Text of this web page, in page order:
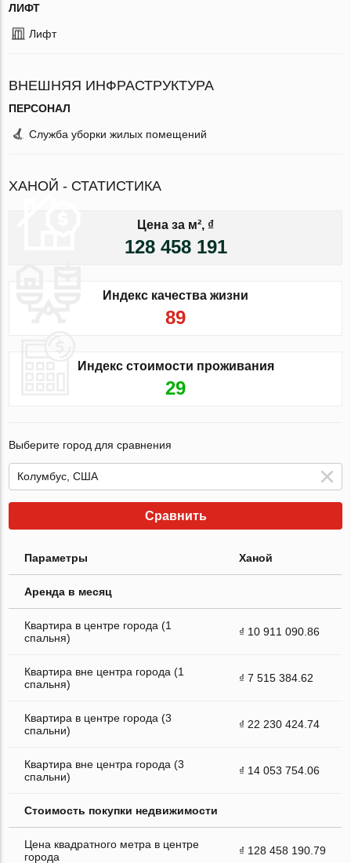
ЛИФТ
Лифт
ВНЕШНЯЯ ИНФРАСТРУКТУРА
ПЕРСОНАЛ
Служба уборки жилых помещений
ХАНОЙ - СТАТИСТИКА
Цена за м², ₫
128 458 191
Индекс качества жизни
89
Индекс стоимости проживания
29
Выберите город для сравнения
Сравнить
Параметры Ханой
Аренда в месяц
Квартира в центре города (1
спальня)
₫ 10 911 090.86
Квартира вне центра города (1
спальня)
₫ 7 515 384.62
Квартира в центре города (3
спальни)
₫ 22 230 424.74
Квартира вне центра города (3
спальни)
₫ 14 053 754.06
Стоимость покупки недвижимости
Цена квадратного метра в центре
города
₫ 128 458 190.79